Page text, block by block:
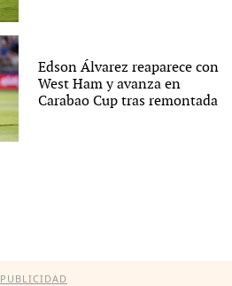
Edson Álvarez reaparece con
West Ham y avanza en
Carabao Cup tras remontada
PUBLICIDAD